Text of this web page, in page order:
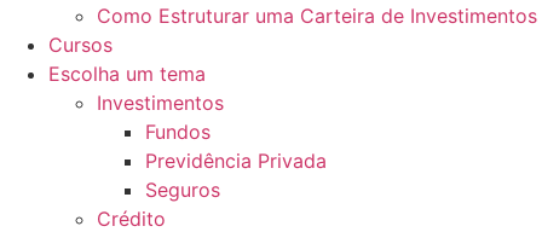
Como Estruturar uma Carteira de Investimentos
Cursos
Escolha um tema
Investimentos
Fundos
Previdência Privada
Seguros
Crédito